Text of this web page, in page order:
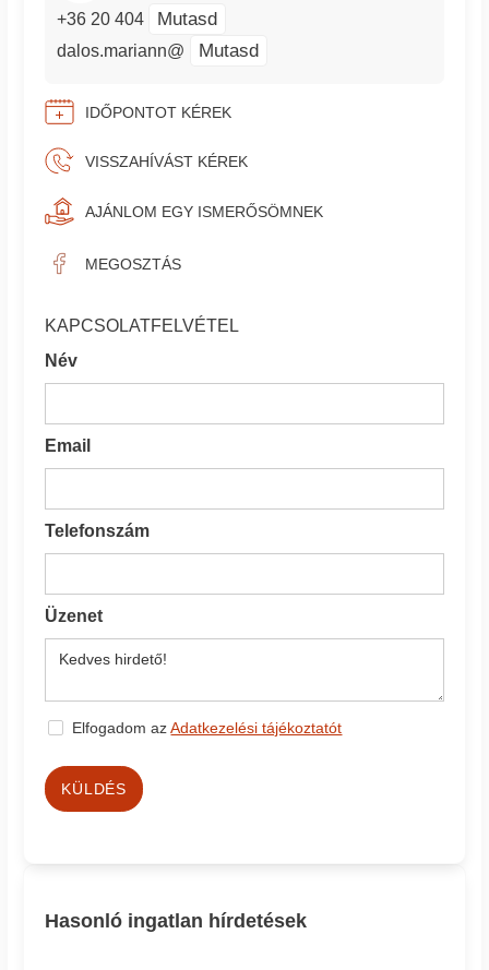
+36 20 404 Mutasd
dalos.mariann@ Mutasd
IDŐPONTOT KÉREK
VISSZAHÍVÁST KÉREK
AJÁNLOM EGY ISMERŐSÖMNEK
MEGOSZTÁS
KAPCSOLATFELVÉTEL
Név
Email
Telefonszám
Üzenet
Elfogadom azAdatkezelési tájékoztatót
KÜLDÉS
Hasonló ingatlan hírdetések